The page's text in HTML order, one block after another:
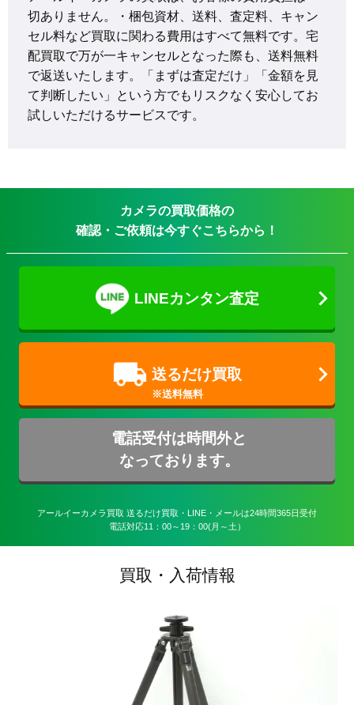
切ありません。・梱包資材、送料、査定料、キャン
セル料など買取に関わる費用はすべて無料です。宅
配買取で万が一キャンセルとなった際も、送料無料
で返送いたします。「まずは査定だけ」「金額を見
て判断したい」という方でもリスクなく安心してお
試しいただけるサービスです。
カメラの買取価格の
確認・ご依頼は今すぐこちらから！
LINEカンタン査定
送るだけ買取
電話受付は時間外と
なっております。
アールイーカメラ買取 送るだけ買取・LINE・メールは24時間365日受付
電話対応11：00～19：00(月～土）
買取・入荷情報